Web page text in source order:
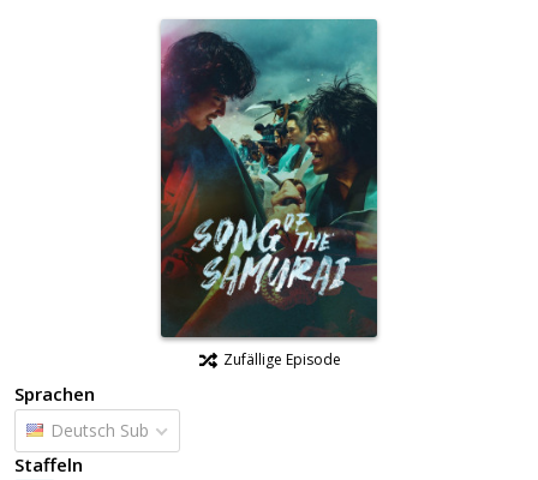
Zufällige Episode
Sprachen
Deutsch Sub
Staffeln